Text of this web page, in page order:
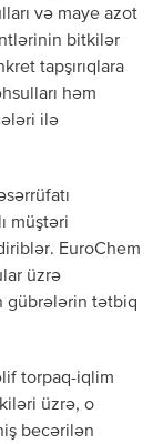
və maye azot
bitkilər
tapşırıqlara
həm
ilə
müştəri
EuroChem
üzrə
gübrələrin tətbiq
torpaq-iqlim
üzrə, o
becərilən